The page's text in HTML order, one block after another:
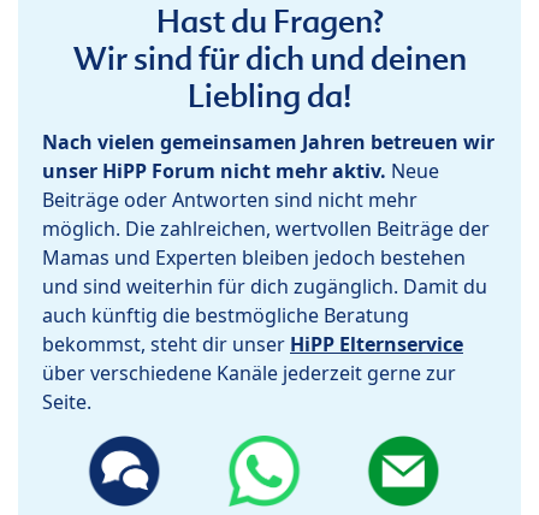
Hast du Fragen?
Wir sind für dich und deinen
Liebling da!
Nach vielen gemeinsamen Jahren betreuen wir
unser HiPP Forum nicht mehr aktiv. Neue
Beiträge oder Antworten sind nicht mehr
möglich. Die zahlreichen, wertvollen Beiträge der
Mamas und Experten bleiben jedoch bestehen
und sind weiterhin für dich zugänglich. Damit du
auch künftig die bestmögliche Beratung
bekommst, steht dir unser HiPP Elternservice
über verschiedene Kanäle jederzeit gerne zur
Seite.